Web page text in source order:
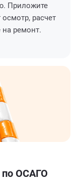
Приложите
расчет
ремонт.
по ОСАГО